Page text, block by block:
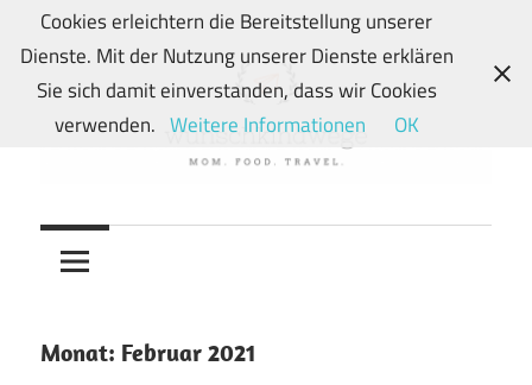
Zum
Inhalt
springen
wunschkindwege
Wunschkindern
und
Mein
Monat: Februar 2021
Cookies erleichtern die Bereitstellung unserer
Dienste. Mit der Nutzung unserer Dienste erklären
Sie sich damit einverstanden, dass wir Cookies
verwenden. Weitere Informationen OK